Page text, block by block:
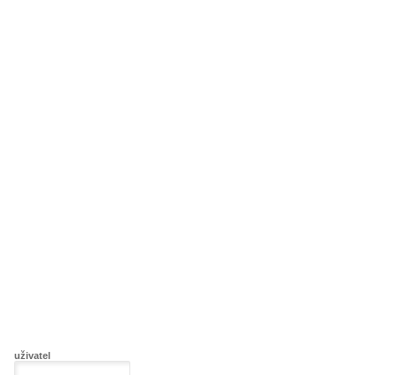
uživatel